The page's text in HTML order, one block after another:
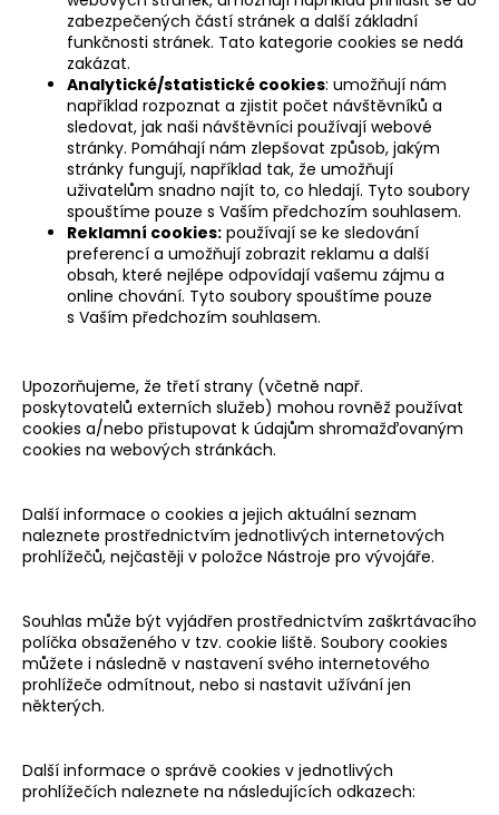
zabezpečených částí stránek a další základní
funkčnosti stránek. Tato kategorie cookies se nedá
zakázat.
Analytické/statistické cookies: umožňují nám
například rozpoznat a zjistit počet návštěvníků a
sledovat, jak naši návštěvníci používají webové
stránky. Pomáhají nám zlepšovat způsob, jakým
stránky fungují, například tak, že umožňují
uživatelům snadno najít to, co hledají. Tyto soubory
spouštíme pouze s Vaším předchozím souhlasem.
Reklamní cookies: používají se ke sledování
preferencí a umožňují zobrazit reklamu a další
obsah, které nejlépe odpovídají vašemu zájmu a
online chování. Tyto soubory spouštíme pouze
s Vaším předchozím souhlasem.
Upozorňujeme, že třetí strany (včetně např.
poskytovatelů externích služeb) mohou rovněž používat
cookies a/nebo přistupovat k údajům shromažďovaným
cookies na webových stránkách.
Další informace o cookies a jejich aktuální seznam
naleznete prostřednictvím jednotlivých internetových
prohlížečů, nejčastěji v položce Nástroje pro vývojáře.
Souhlas může být vyjádřen prostřednictvím zaškrtávacího
políčka obsaženého v tzv. cookie liště. Soubory cookies
můžete i následně v nastavení svého internetového
prohlížeče odmítnout, nebo si nastavit užívání jen
některých.
Další informace o správě cookies v jednotlivých
prohlížečích naleznete na následujících odkazech: